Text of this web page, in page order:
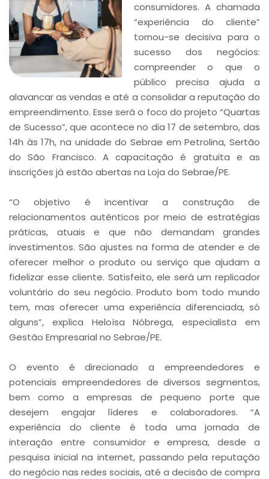
consumidores. A chamada
“experiência do cliente”
tornou-se decisiva para o
sucesso dos negócios:
compreender o que o
público precisa ajuda a
alavancar as vendas e até a consolidar a reputação do
empreendimento. Esse será o foco do projeto “Quartas
de Sucesso”, que acontece no dia 17 de setembro, das
14h às 17h, na unidade do Sebrae em Petrolina, Sertão
do São Francisco. A capacitação é gratuita e as
inscrições já estão abertas na Loja do Sebrae/PE.
“O objetivo é incentivar a construção de
relacionamentos autênticos por meio de estratégias
práticas, atuais e que não demandam grandes
investimentos. São ajustes na forma de atender e de
oferecer melhor o produto ou serviço que ajudam a
fidelizar esse cliente. Satisfeito, ele será um replicador
voluntário do seu negócio. Produto bom todo mundo
tem, mas oferecer uma experiência diferenciada, só
alguns”, explica Heloísa Nóbrega, especialista em
Gestão Empresarial no Sebrae/PE.
O evento é direcionado a empreendedores e
potenciais empreendedores de diversos segmentos,
bem como a empresas de pequeno porte que
desejem engajar líderes e colaboradores. “A
experiência do cliente é toda uma jornada de
interação entre consumidor e empresa, desde a
pesquisa inicial na internet, passando pela reputação
do negócio nas redes sociais, até a decisão de compra